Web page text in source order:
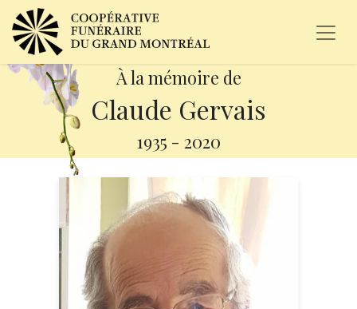
À la mémoire de
Claude Gervais
1935 - 2020